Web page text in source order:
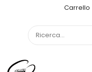
Carrello